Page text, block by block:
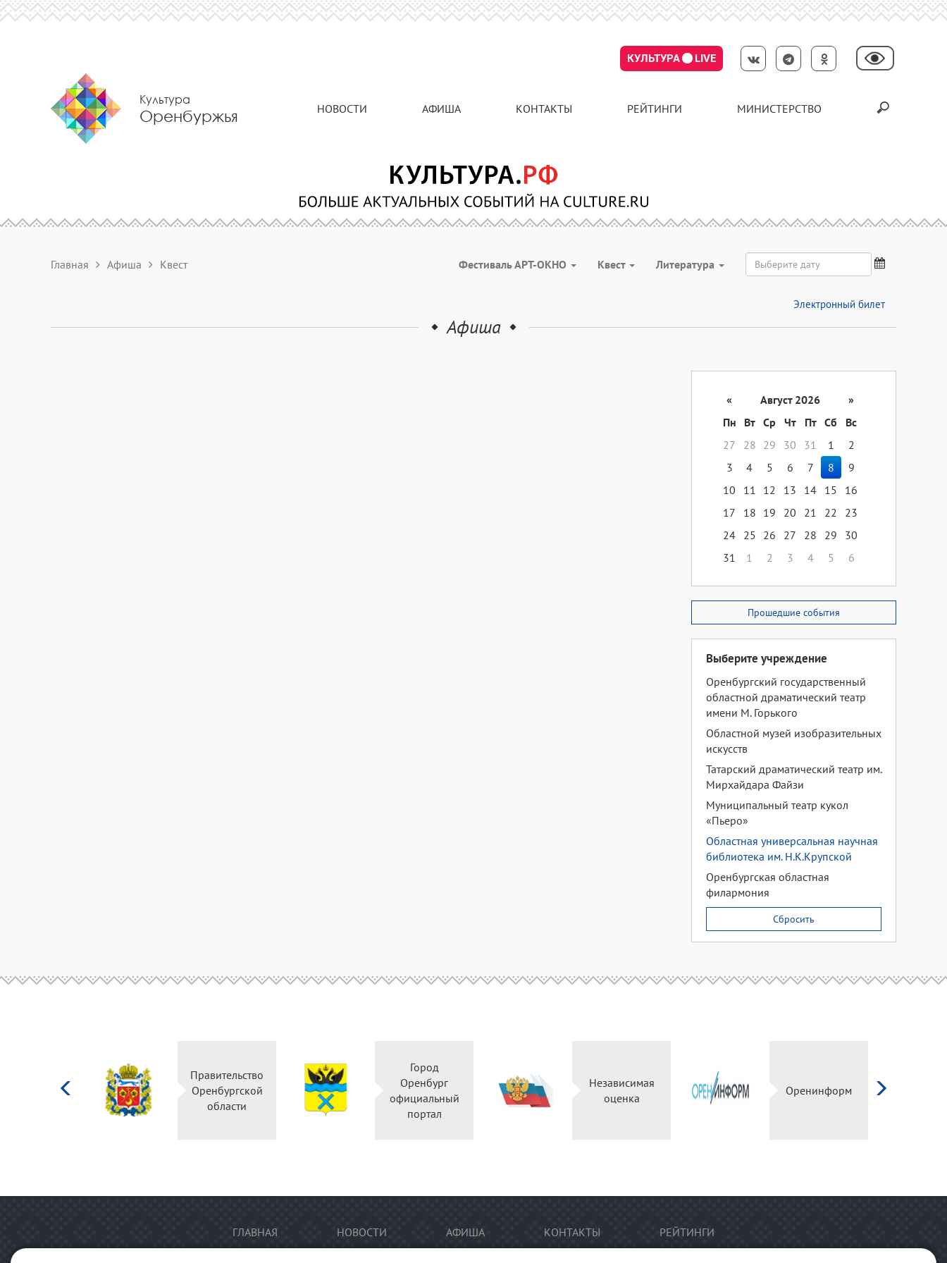
КУЛЬТУРА LIVE
Культура
Оренбуржья НОВОСТИ АФИША КОНТАКТЫ РЕЙТИНГИ МИНИСТЕРСТВО
Главная Афиша Квест Фестиваль АРТ-ОКНО Квест Литература
Электронный билет
Афиша
« Август 2026
»
Пн
Вт Ср Чт Пт Сб
Вс
27
28 29 30 31 1
2
3
4 5 6 7 8
9
10
11 12 13 14 15
16
17
18 19 20 21 22
23
24 25 26 27 28 29
30
31
1 2 3 4 5 6
Прошедшие события
Выберите учреждение
Оренбургский государственный
областной драматический театр
имени М. Горького
Областной музей изобразительных
искусств
Татарский драматический театр им.
Мирхайдара Файзи
Муниципальный театр кукол
«Пьеро»
Областная универсальная научная
библиотека им. Н.К.Крупской
Оренбургская областная
филармония
Сбросить
Правительство
Оренбургской
области
Город
Оренбург
официальный
портал
Независимая
оценка
Оренинформ
ГЛАВНАЯ НОВОСТИ АФИША КОНТАКТЫ РЕЙТИНГИ